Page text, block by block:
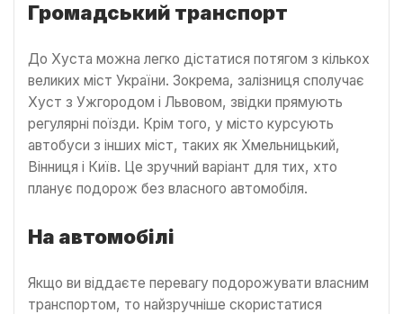
Громадський транспорт
До Хуста можна легко дістатися потягом з кількох
великих міст України. Зокрема, залізниця сполучає
Хуст з Ужгородом і Львовом, звідки прямують
регулярні поїзди. Крім того, у місто курсують
автобуси з інших міст, таких як Хмельницький,
Вінниця і Київ. Це зручний варіант для тих, хто
планує подорож без власного автомобіля.
На автомобілі
Якщо ви віддаєте перевагу подорожувати власним
транспортом, то найзручніше скористатися